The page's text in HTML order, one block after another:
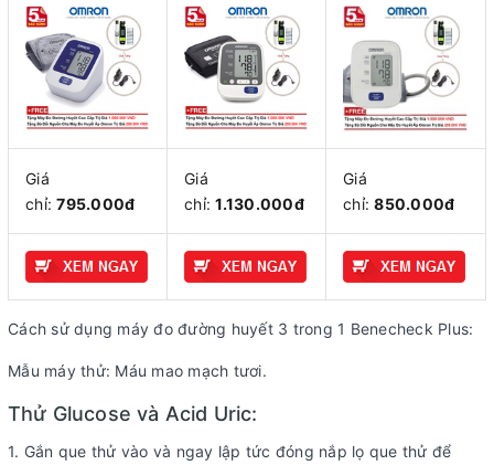
Giá
chỉ:795.000đ
Giá
chỉ:1.130.000đ
Giá
chỉ:850.000đ
Cách sử dụng máy đo đường huyết 3 trong 1 Benecheck Plus:
Mẫu máy thử: Máu mao mạch tươi.
Thử Glucose và Acid Uric:
1. Gắn que thử vào và ngay lập tức đóng nắp lọ que thử để